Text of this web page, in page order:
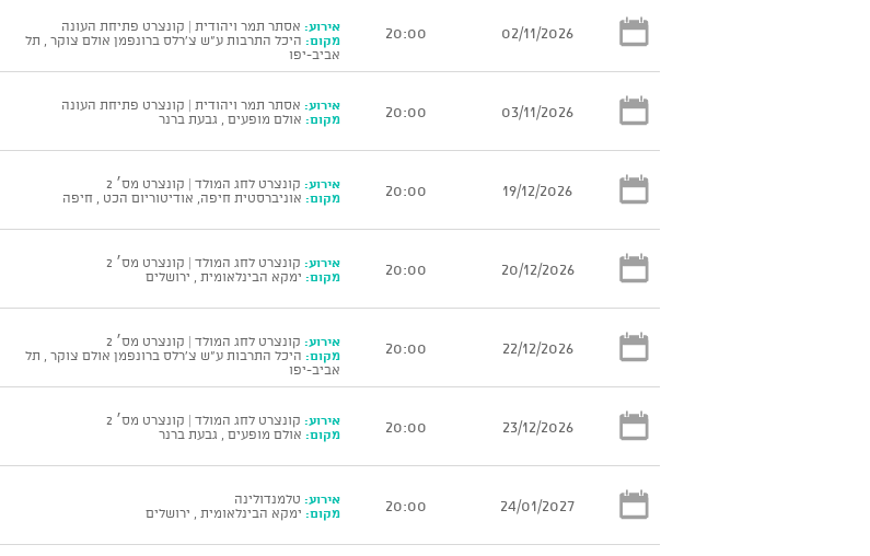
02/11/2026
20:00 אירוע: אסתר תמר ויהודית | קונצרט פתיחת העונה
מקום: היכל התרבות ע"ש צ'רלס ברונפמן אולם צוקר , תל
אביב-יפו
03/11/2026
20:00 אירוע: אסתר תמר ויהודית | קונצרט פתיחת העונה
מקום: אולם מופעים , גבעת ברנר
19/12/2026
20:00 אירוע: קונצרט לחג המולד | קונצרט מס׳ 2
מקום: אוניברסטית חיפה, אודיטוריום הכט , חיפה
20/12/2026
20:00 אירוע: קונצרט לחג המולד | קונצרט מס׳ 2
מקום: ימקא הבינלאומית , ירושלים
22/12/2026
20:00 אירוע: קונצרט לחג המולד | קונצרט מס׳ 2
מקום: היכל התרבות ע"ש צ'רלס ברונפמן אולם צוקר , תל
אביב-יפו
23/12/2026
20:00 אירוע: קונצרט לחג המולד | קונצרט מס׳ 2
מקום: אולם מופעים , גבעת ברנר
24/01/2027
20:00 אירוע: טלמנדולינה
מקום: ימקא הבינלאומית , ירושלים